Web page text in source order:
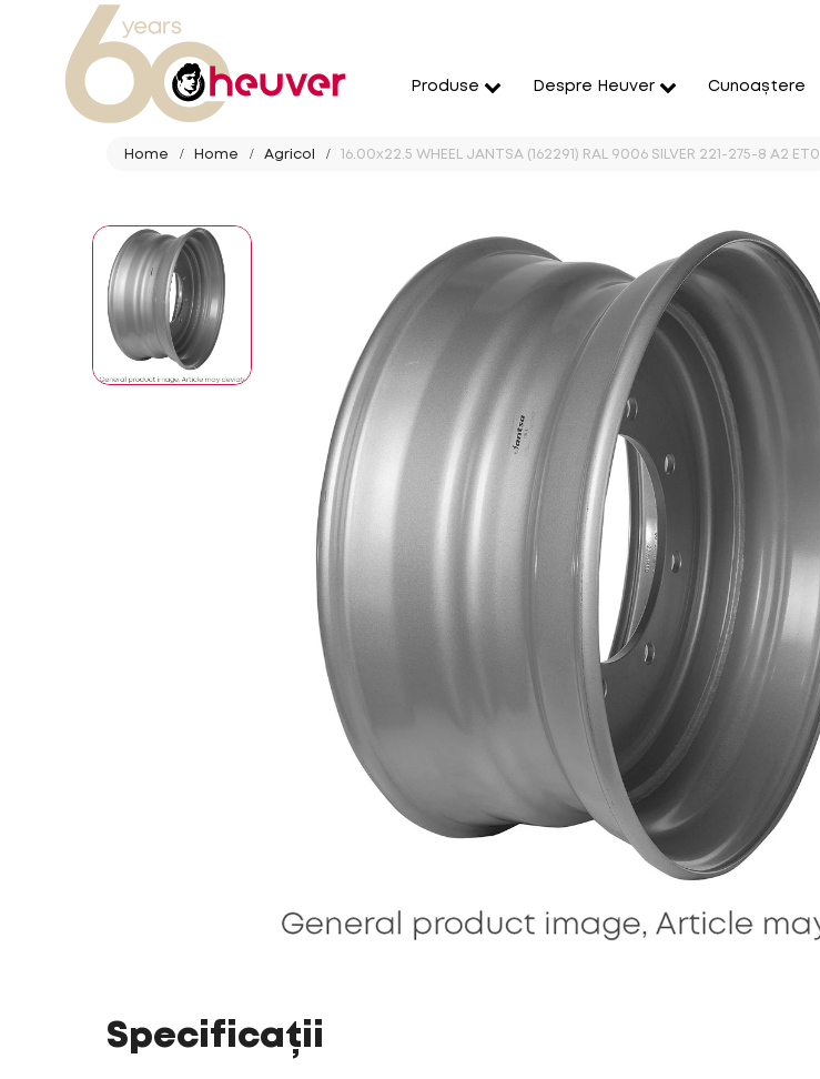
Produse Despre Heuver Cunoaștere
Home Home Agricol 16.00x22.5 WHEEL JANTSA (162291) RAL 9006 SILVER 221-275-8 A2 ET0
Specificații